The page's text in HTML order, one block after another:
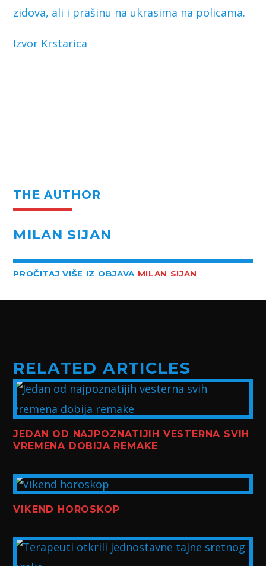
zidova, ali i prašinu na ukrasima na policama.
Izvor Krstarica
THE AUTHOR
MILAN SIJAN
PROČITAJ VIŠE IZ OBJAVA MILAN SIJAN
RELATED ARTICLES
JEDAN OD NAJPOZNATIJIH VESTERNA SVIH
VREMENA DOBIJA REMAKE
VIKEND HOROSKOP